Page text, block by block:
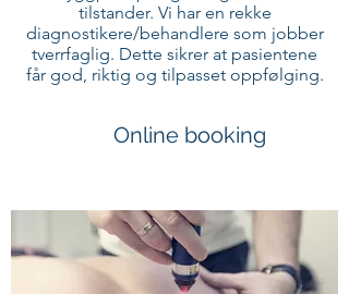
tilstander. Vi har en rekke
diagnostikere/behandlere som jobber
tverrfaglig. Dette sikrer at pasientene
får god, riktig og tilpasset oppfølging.
Online booking